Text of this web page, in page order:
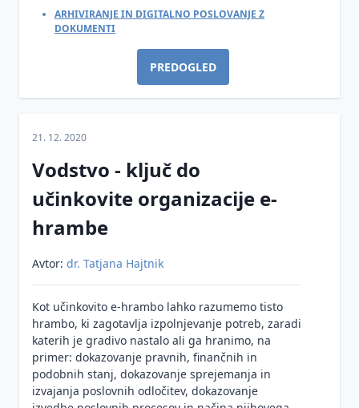
ARHIVIRANJE IN DIGITALNO POSLOVANJE Z
DOKUMENTI
PREDOGLED
21. 12. 2020
Vodstvo - ključ do
učinkovite organizacije e-
hrambe
Avtor: dr. Tatjana Hajtnik
Kot učinkovito e-hrambo lahko razumemo tisto
hrambo, ki zagotavlja izpolnjevanje potreb, zaradi
katerih je gradivo nastalo ali ga hranimo, na
primer: dokazovanje pravnih, finančnih in
podobnih stanj, dokazovanje sprejemanja in
izvajanja poslovnih odločitev, dokazovanje